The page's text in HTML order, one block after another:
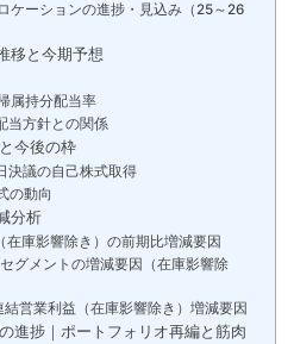
ケーションの進捗・見込み（25～26
移と今期予想
属持分配当率
当方針との関係
今後の枠
決議の自己株式取得
の動向
分析
在庫影響除き）の前期比増減要因
グメントの増減要因（在庫影響除
営業利益（在庫影響除き）増減要因
進捗｜ポートフォリオ再編と筋肉